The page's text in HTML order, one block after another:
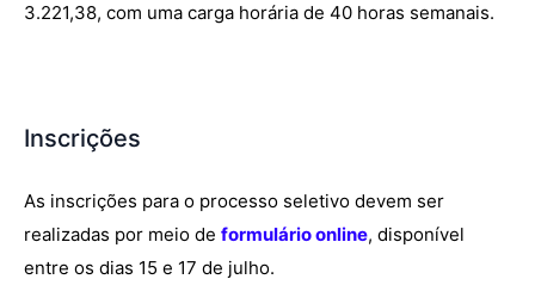
3.221,38, com uma carga horária de 40 horas semanais.
Inscrições
As inscrições para o processo seletivo devem ser
realizadas por meio de formulário online, disponível
entre os dias 15 e 17 de julho.